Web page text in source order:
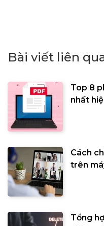
Bài viết liên
Top 8
nhất
Cách
trên
Tổng